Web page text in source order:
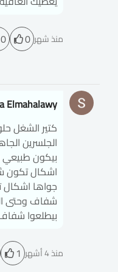
منذ شهر 0
0
Elmahalawy
كتير الشغل
الجلسرين
بيكون طبيعي
اشكال تكون
جواها اشكال
شفاف وحتى
بيطلعوا
منذ 4 أشهر 1